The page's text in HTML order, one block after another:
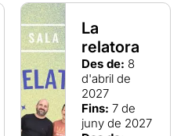
La
relatora
Des de: 8
d'abril de
2027
Fins: 7 de
juny de 2027